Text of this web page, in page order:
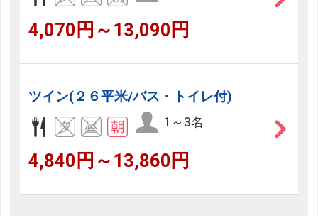
4,070円～13,090円
ツイン(２６平米/バス・トイレ付)
1～3名
4,840円～13,860円